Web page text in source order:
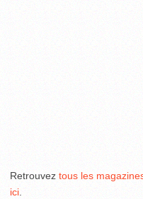
Retrouvez tous les
ici